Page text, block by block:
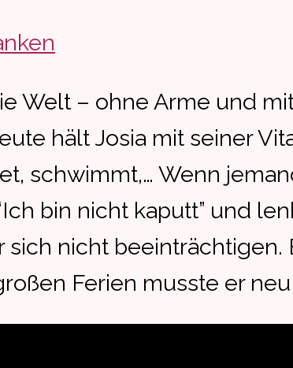
Welt – ohne Arme und
hält Josia mit seiner
schwimmt,… Wenn
bin nicht kaputt” und
nicht
Ferien musste er